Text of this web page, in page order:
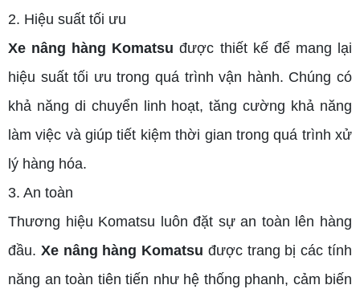
2. Hiệu suất tối ưu
Xe nâng hàng Komatsu được thiết kế để mang lại
hiệu suất tối ưu trong quá trình vận hành. Chúng có
khả năng di chuyển linh hoạt, tăng cường khả năng
làm việc và giúp tiết kiệm thời gian trong quá trình xử
lý hàng hóa.
3. An toàn
Thương hiệu Komatsu luôn đặt sự an toàn lên hàng
đầu. Xe nâng hàng Komatsu được trang bị các tính
năng an toàn tiên tiến như hệ thống phanh, cảm biến